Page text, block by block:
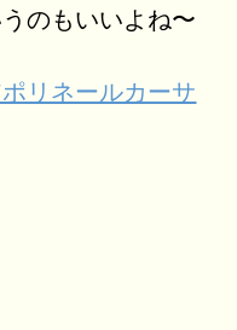
のもいいよね〜
リネールカーサ